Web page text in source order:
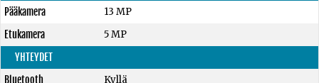
Pääkamera
13 MP
Etukamera
5 MP
YHTEYDET
Bluetooth
Kyllä